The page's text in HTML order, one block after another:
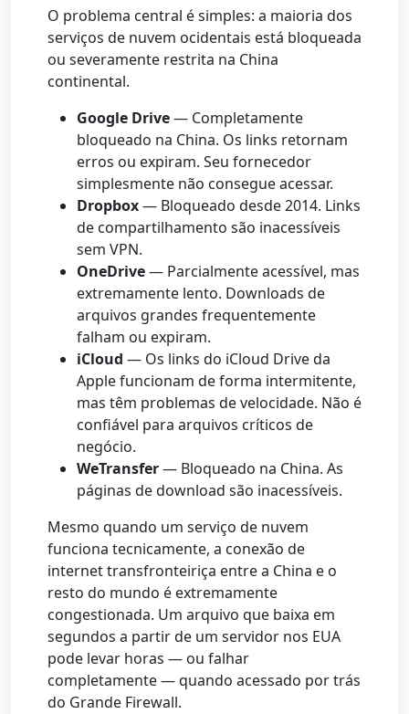
O problema central é simples: a maioria dos
serviços de nuvem ocidentais está bloqueada
ou severamente restrita na China
continental.
Google Drive— Completamente
bloqueado na China. Os links retornam
erros ou expiram. Seu fornecedor
simplesmente não consegue acessar.
Dropbox— Bloqueado desde 2014. Links
de compartilhamento são inacessíveis
sem VPN.
OneDrive— Parcialmente acessível, mas
extremamente lento. Downloads de
arquivos grandes frequentemente
falham ou expiram.
iCloud — Os links do iCloud Drive da
Apple funcionam de forma intermitente,
mas têm problemas de velocidade. Não é
confiável para arquivos críticos de
negócio.
WeTransfer— Bloqueado na China. As
páginas de download são inacessíveis.
Mesmo quando um serviço de nuvem
funciona tecnicamente, a conexão de
internet transfronteiriça entre a China e o
resto do mundo é extremamente
congestionada. Um arquivo que baixa em
segundos a partir de um servidor nos EUA
pode levar horas — ou falhar
completamente — quando acessado por trás
do Grande Firewall.